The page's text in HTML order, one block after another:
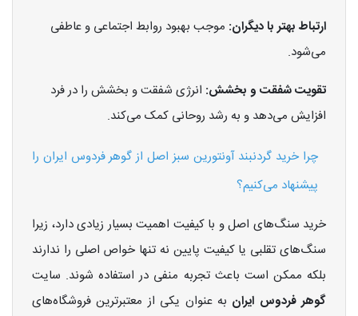
ارتباط بهتر با دیگران: موجب بهبود روابط اجتماعی و عاطفی
می‌شود.
تقویت شفقت و بخشش: انرژی شفقت و بخشش را در فرد
افزایش می‌دهد و به رشد روحانی کمک می‌کند.
چرا خرید گردنبند آونتورین سبز اصل از گوهر فردوس ایران را
پیشنهاد می‌کنیم؟
خرید سنگ‌های اصل و با کیفیت اهمیت بسیار زیادی دارد، زیرا
سنگ‌های تقلبی یا کیفیت پایین نه تنها خواص اصلی را ندارند
بلکه ممکن است باعث تجربه منفی در استفاده شوند. سایت
گوهر فردوس ایران به عنوان یکی از معتبرترین فروشگاه‌های